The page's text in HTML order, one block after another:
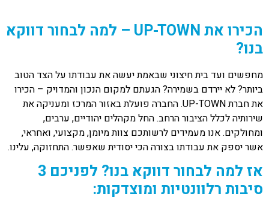
הכירו את UP-TOWN – למה לבחור דווקא
בנו?
מחפשים ועד בית חיצוני שבאמת יעשה את עבודתו על הצד הטוב
ביותר? לא יירדם בשמירה? הגעתם למקום הנכון והמדויק – הכירו
את חברת UP-TOWN. החברה פועלת באזור המרכז ומעניקה את
שירותיה לכלל הציבור הרחב. החל מקהלים יהודיים, ערבים,
ומחולקים. אנו מעמידים לרשותכם צוות מיומן, מקצועי, ואחראי,
אשר יספק את עבודתו בצורה הכי יסודית שאפשר. התחזוקה, עלינו.
אז למה לבחור דווקא בנו? לפניכם 3
סיבות רלוונטיות ומוצדקות: